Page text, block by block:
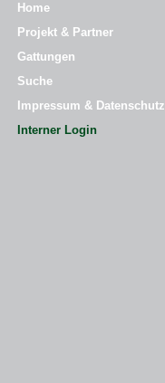
Home
Projekt & Partner
Gattungen
Suche
Impressum & Datenschutz
Interner Login